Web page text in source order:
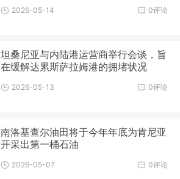
0评论
2026-05-14
坦桑尼亚与内陆港运营商举行会谈，旨
在缓解达累斯萨拉姆港的拥堵状况
0评论
2026-05-13
南洛基查尔油田将于今年年底为肯尼亚
开采出第一桶石油
0评论
2026-05-07